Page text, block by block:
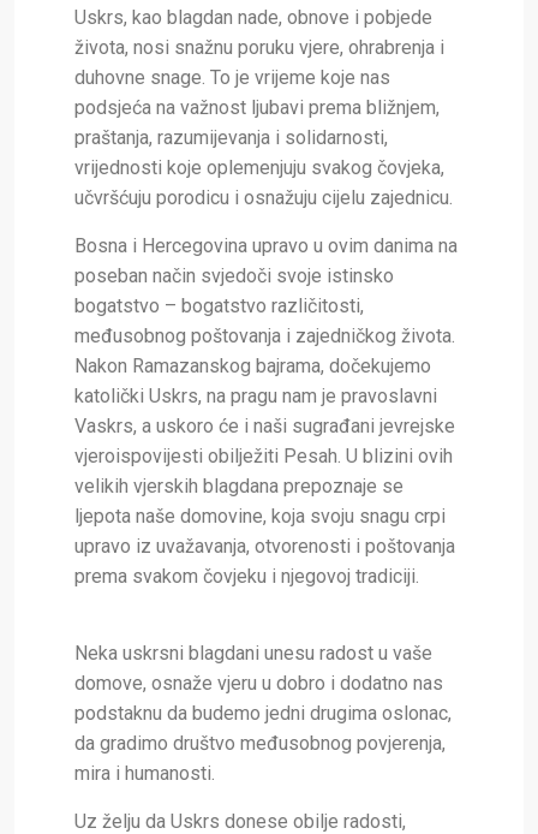
Uskrs, kao blagdan nade, obnove i pobjede
života, nosi snažnu poruku vjere, ohrabrenja i
duhovne snage. To je vrijeme koje nas
podsjeća na važnost ljubavi prema bližnjem,
praštanja, razumijevanja i solidarnosti,
vrijednosti koje oplemenjuju svakog čovjeka,
učvršćuju porodicu i osnažuju cijelu zajednicu.
Bosna i Hercegovina upravo u ovim danima na
poseban način svjedoči svoje istinsko
bogatstvo – bogatstvo različitosti,
međusobnog poštovanja i zajedničkog života.
Nakon Ramazanskog bajrama, dočekujemo
katolički Uskrs, na pragu nam je pravoslavni
Vaskrs, a uskoro će i naši sugrađani jevrejske
vjeroispovijesti obilježiti Pesah. U blizini ovih
velikih vjerskih blagdana prepoznaje se
ljepota naše domovine, koja svoju snagu crpi
upravo iz uvažavanja, otvorenosti i poštovanja
prema svakom čovjeku i njegovoj tradiciji.
Neka uskrsni blagdani unesu radost u vaše
domove, osnaže vjeru u dobro i dodatno nas
podstaknu da budemo jedni drugima oslonac,
da gradimo društvo međusobnog povjerenja,
mira i humanosti.
Uz želju da Uskrs donese obilje radosti,